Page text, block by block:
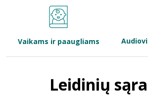
Bibliotekoms
Vaikams ir paaugliams
Leidinių